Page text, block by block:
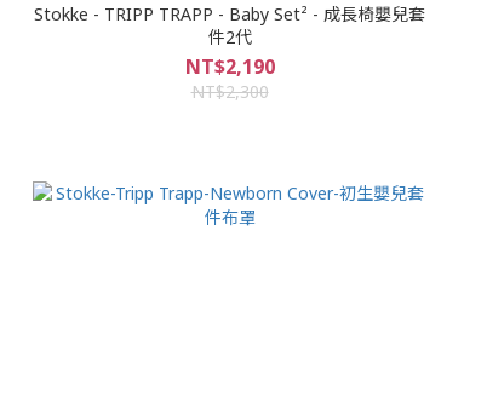
Stokke - TRIPP TRAPP - Baby Set² - 成長椅嬰兒套
件2代
NT$2,190
NT$2,300